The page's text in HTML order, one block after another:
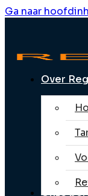
Ga naar
Over
Onze